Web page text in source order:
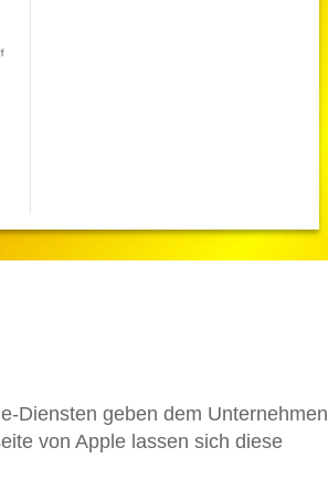
Diensten geben dem Unternehmen
von Apple lassen sich diese